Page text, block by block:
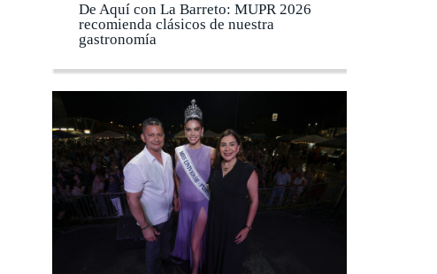
De Aquí con La Barreto: MUPR 2026
recomienda clásicos de nuestra
gastronomía